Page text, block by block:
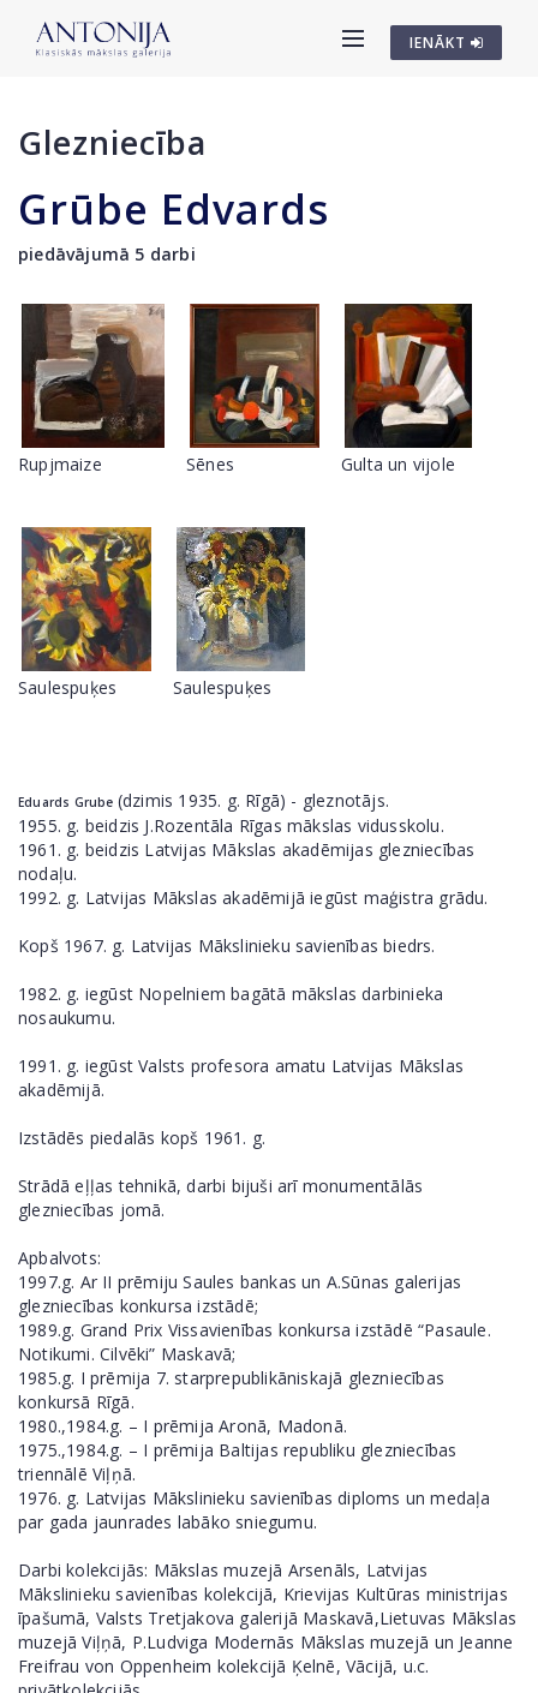
IENĀKT
Glezniecība
Grūbe Edvards
piedāvājumā 5 darbi
Rupjmaize Sēnes Gulta un vijole
Saulespuķes Saulespuķes
Eduards Grube (dzimis 1935. g. Rīgā) - gleznotājs.
1955. g. beidzis J.Rozentāla Rīgas mākslas vidusskolu.
1961. g. beidzis Latvijas Mākslas akadēmijas glezniecības
nodaļu.
1992. g. Latvijas Mākslas akadēmijā iegūst maģistra grādu.
Kopš 1967. g. Latvijas Mākslinieku savienības biedrs.
1982. g. iegūst Nopelniem bagātā mākslas darbinieka
nosaukumu.
1991. g. iegūst Valsts profesora amatu Latvijas Mākslas
akadēmijā.
Izstādēs piedalās kopš 1961. g.
Strādā eļļas tehnikā, darbi bijuši arī monumentālās
glezniecības jomā.
Apbalvots:
1997.g. Ar II prēmiju Saules bankas un A.Sūnas galerijas
glezniecības konkursa izstādē;
1989.g. Grand Prix Vissavienības konkursa izstādē “Pasaule.
Notikumi. Cilvēki” Maskavā;
1985.g. I prēmija 7. starprepublikāniskajā glezniecības
konkursā Rīgā.
1980.,1984.g. – I prēmija Aronā, Madonā.
1975.,1984.g. – I prēmija Baltijas republiku glezniecības
triennālē Viļņā.
1976. g. Latvijas Mākslinieku savienības diploms un medaļa
par gada jaunrades labāko sniegumu.
Darbi kolekcijās: Mākslas muzejā Arsenāls, Latvijas
Mākslinieku savienības kolekcijā, Krievijas Kultūras ministrijas
īpašumā, Valsts Tretjakova galerijā Maskavā,Lietuvas Mākslas
muzejā Viļņā, P.Ludviga Modernās Mākslas muzejā un Jeanne
Freifrau von Oppenheim kolekcijā Ķelnē, Vācijā, u.c.